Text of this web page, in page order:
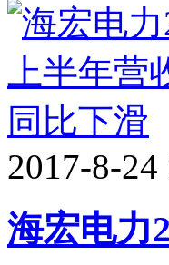
2017-8-24
海宏电力